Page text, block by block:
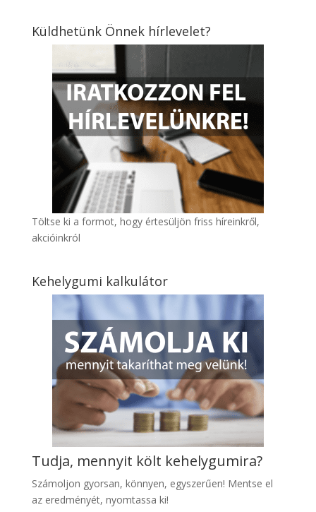
Küldhetünk Önnek hírlevelet?
Töltse ki a formot, hogy értesüljön friss híreinkről,
akcióinkról
Kehelygumi kalkulátor
Tudja, mennyit költ kehelygumira?
Számoljon gyorsan, könnyen, egyszerűen! Mentse el
az eredményét, nyomtassa ki!